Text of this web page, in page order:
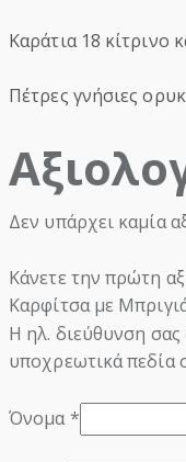
Καράτια 18 κίτρινο
Πέτρες γνήσιες
Δεν υπάρχει καμία
Κάνετε την πρώτη
Καρφίτσα με
Η ηλ. διεύθυνση σας
υποχρεωτικά πεδία
Όνομα*